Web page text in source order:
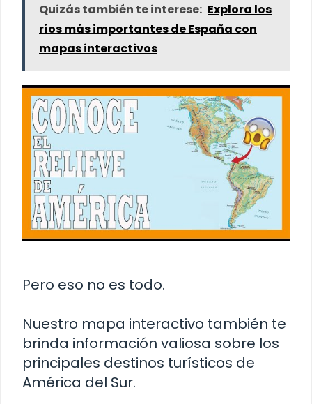
Quizás también te interese: Explora los
ríos más importantes de España con
mapas interactivos
Pero eso no es todo.
Nuestro mapa interactivo también te
brinda información valiosa sobre los
principales destinos turísticos de
América del Sur.